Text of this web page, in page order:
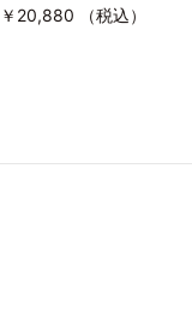
￥20,880 （税込）